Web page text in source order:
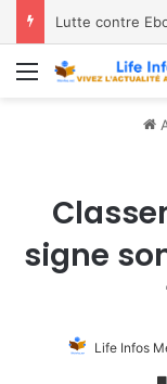
Menu
signe
Life Infos